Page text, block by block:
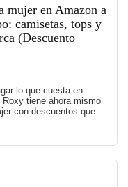
mujer en Amazon a
camisetas, tops y
(Descuento
lo que cuesta en
tiene ahora mismo
con descuentos que